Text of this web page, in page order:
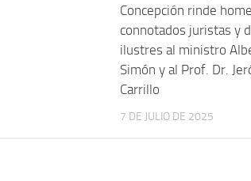
Concepción rinde
connotados juristas y
ilustres al ministro
Simón y al Prof. Dr.
Carrillo
7 DE JULIO DE 2025